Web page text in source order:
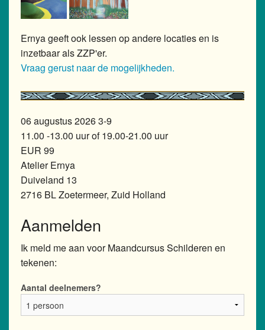
Ernya geeft ook lessen op andere locaties en is
inzetbaar als ZZP'er.
Vraag gerust naar de mogelijkheden.
06 augustus 2026 3-9
11.00 -13.00 uur of 19.00-21.00 uur
EUR 99
Atelier Ernya
Duiveland 13
2716 BL Zoetermeer, Zuid Holland
Aanmelden
Ik meld me aan voor Maandcursus Schilderen en
tekenen:
Aantal deelnemers?